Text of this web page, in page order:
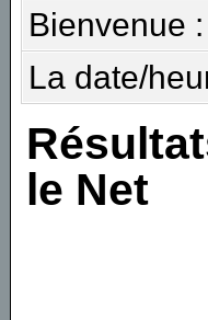
Bienvenue :
La date/
le Net